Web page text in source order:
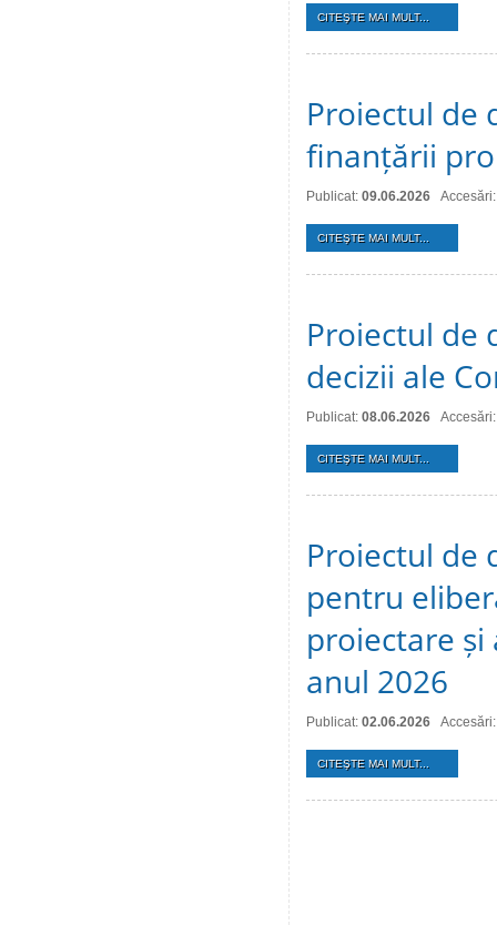
CITEŞTE MAI MULT...
Proiectul de
finanțării
Publicat: 09.06.2026
CITEŞTE MAI MULT...
Proiectul de
decizii ale
Publicat: 08.06.2026
CITEŞTE MAI MULT...
Proiectul de
pentru
proiectare
anul 2026
Publicat: 02.06.2026
CITEŞTE MAI MULT...